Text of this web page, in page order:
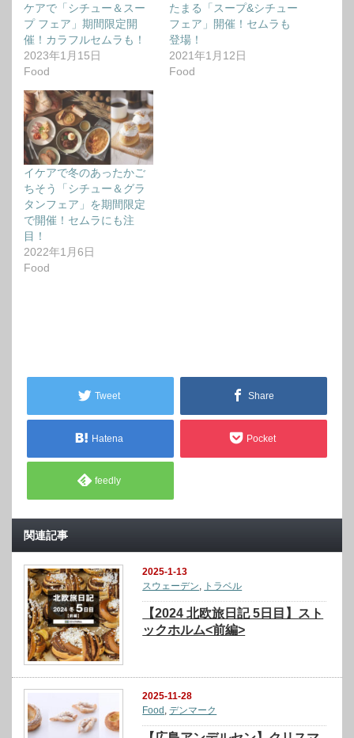
ケアで「シチュー＆スー
プ フェア」期間限定開
催！カラフルセムラも！
2023年1月15日
Food
たまる「スープ&シチュー
フェア」開催！セムラも
登場！
2021年1月12日
Food
イケアで冬のあったかご
ちそう「シチュー＆グラ
タンフェア」を期間限定
で開催！セムラにも注
目！
2022年1月6日
Food
Tweet Share
Hatena Pocket
feedly
関連記事
2025-1-13
スウェーデン, トラベル
【2024 北欧旅日記 5日目】スト
ックホルム<前編>
2025-11-28
Food ,デンマーク